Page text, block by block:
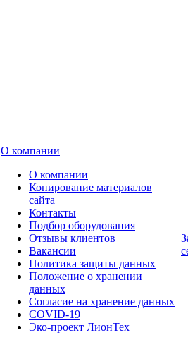
О компании
О компании
Копирование материалов
сайта
Контакты
Подбор оборудования
Отзывы клиентов
Вакансии
Политика защиты данных
Положение о хранении
данных
Согласие на хранение данных
COVID-19
Эко-проект ЛионТех